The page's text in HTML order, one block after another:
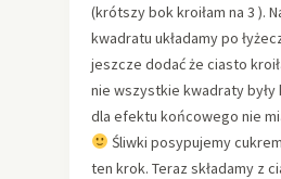
(krótszy bok kroiłam na 3 ).
kwadratu układamy po
jeszcze dodać że ciasto
nie wszystkie kwadraty były
dla efektu końcowego nie
Śliwki posypujemy
ten krok. Teraz składamy z